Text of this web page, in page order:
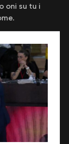
oni su tu i